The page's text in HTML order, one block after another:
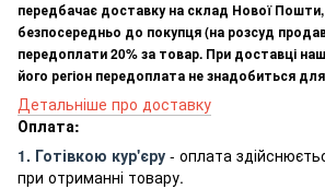
передбачає доставку на склад Нової
безпосередньо до покупця (на розсуд
передоплати 20% за товар. При доставці
його регіон передоплата не знадобиться
Детальніше про доставку
Оплата:
1. Готівкою кур'єру - оплата
при отриманні товару.